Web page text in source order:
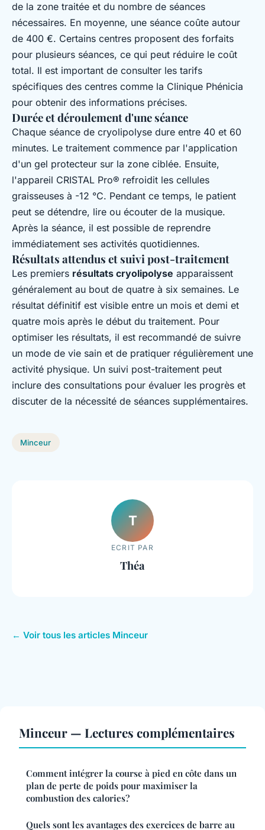
de la zone traitée et du nombre de séances
nécessaires. En moyenne, une séance coûte autour
de 400 €. Certains centres proposent des forfaits
pour plusieurs séances, ce qui peut réduire le coût
total. Il est important de consulter les tarifs
spécifiques des centres comme la Clinique Phénicia
pour obtenir des informations précises.
Durée et déroulement d'une séance
Chaque séance de cryolipolyse dure entre 40 et 60
minutes. Le traitement commence par l'application
d'un gel protecteur sur la zone ciblée. Ensuite,
l'appareil CRISTAL Pro® refroidit les cellules
graisseuses à -12 °C. Pendant ce temps, le patient
peut se détendre, lire ou écouter de la musique.
Après la séance, il est possible de reprendre
immédiatement ses activités quotidiennes.
Résultats attendus et suivi post-traitement
Les premiers résultats cryolipolyse apparaissent
généralement au bout de quatre à six semaines. Le
résultat définitif est visible entre un mois et demi et
quatre mois après le début du traitement. Pour
optimiser les résultats, il est recommandé de suivre
un mode de vie sain et de pratiquer régulièrement une
activité physique. Un suivi post-traitement peut
inclure des consultations pour évaluer les progrès et
discuter de la nécessité de séances supplémentaires.
Minceur
T
ECRIT PAR
Théa
← Voir tous les articles Minceur
Minceur — Lectures complémentaires
Comment intégrer la course à pied en côte dans un
plan de perte de poids pour maximiser la
combustion des calories?
Quels sont les avantages des exercices de barre au